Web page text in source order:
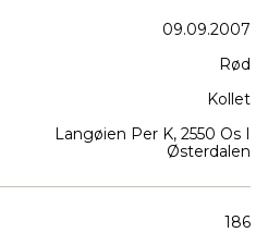
09.09.2007
Rød
Kollet
Langøien Per K, 2550 Os I
Østerdalen
186